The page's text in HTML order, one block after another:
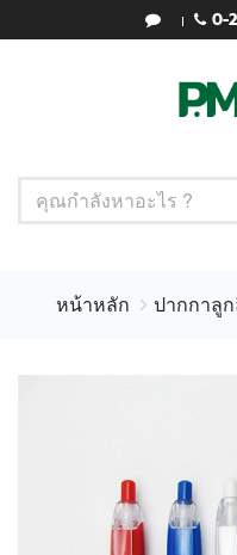
0-
หน้าหลัก ปากกาลู